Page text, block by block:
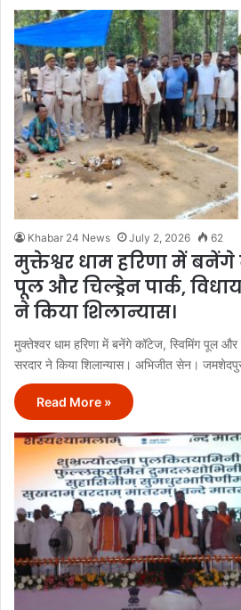
Khabar 24 News July 2, 2026 62
मुक्तेश्वर धाम हरिणा में
पूल और चिल्ड्रेन पार्क,
ने किया शिलान्यास।
मुक्तेश्वर धाम हरिणा में बनेंगे कॉटेज, स्विमिंग पूल और
सरदार ने किया शिलान्यास। अभिजीत सेन।
Read More »